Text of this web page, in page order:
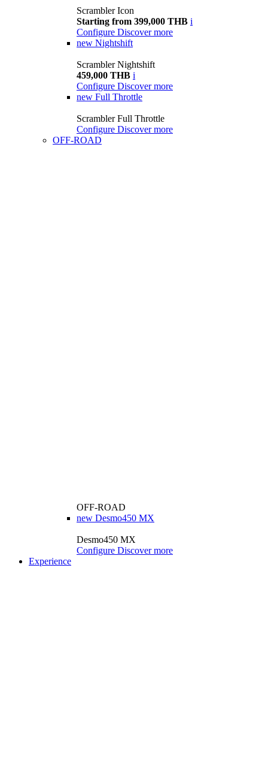
Scrambler Icon
Starting from 399,000 THB i
Configure Discover more
new Nightshift
Scrambler Nightshift
459,000 THB i
Configure Discover more
new Full Throttle
Scrambler Full Throttle
Configure Discover more
OFF-ROAD
OFF-ROAD
new Desmo450 MX
Desmo450 MX
Configure Discover more
Experience